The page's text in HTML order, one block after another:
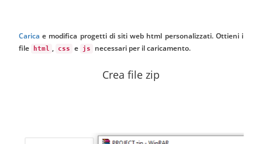
Carica e modifica progetti di siti web html personalizzati. Ottieni i
file
html , css e js necessari per il caricamento.
Crea file zip